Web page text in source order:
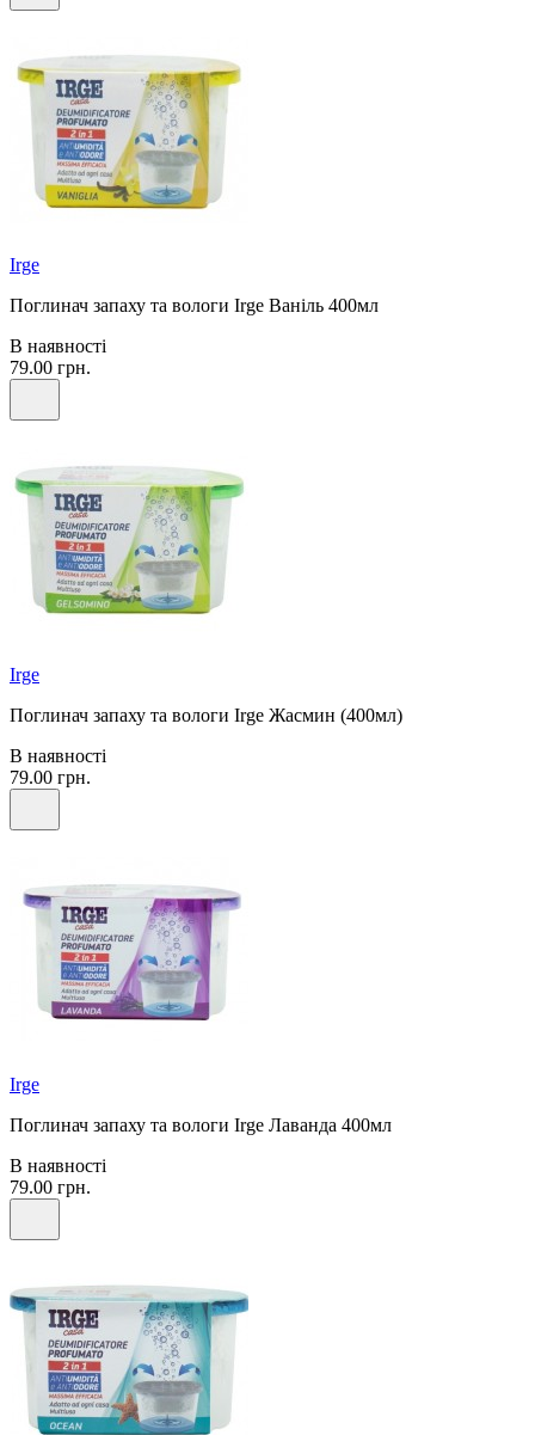
Irge
Поглинач запаху та вологи Irge Ваніль 400мл
В наявності
79.00 грн.
Irge
Поглинач запаху та вологи Irge Жасмин (400мл)
В наявності
79.00 грн.
Irge
Поглинач запаху та вологи Irge Лаванда 400мл
В наявності
79.00 грн.